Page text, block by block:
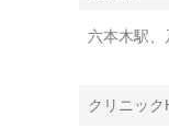
六本木駅、
クリニック